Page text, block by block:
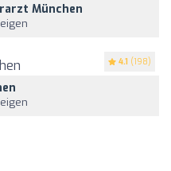
München
4.1 (198)